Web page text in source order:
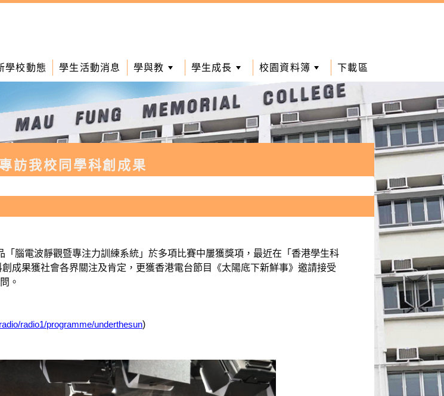
學校動態 學生活動消息 學與教 學生成長 校園資料簿 下載區
訪我校同學科創成果
腦電波靜觀暨專注力訓練系統」於多項比賽中屢獲獎項，最近在「香港學生科
成果獲社會各界關注及肯定，更獲香港電台節目《太陽底下新鮮事》邀請接受
。
radio1/programme/underthesun)